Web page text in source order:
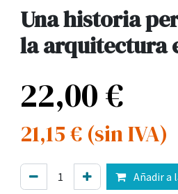
Una historia
la arquitectura
22,00€
21,15€ (sin IVA)
Añadir a